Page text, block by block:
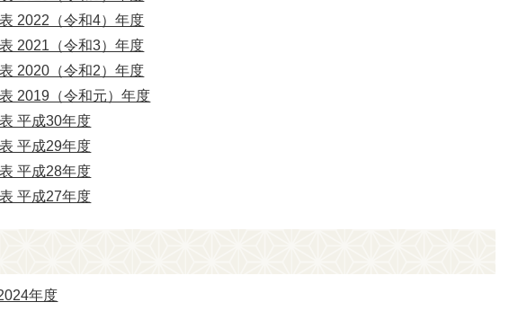
2022（令和4）年度
2021（令和3）年度
2020（令和2）年度
2019（令和元）年度
平成30年度
平成29年度
平成28年度
平成27年度
年度